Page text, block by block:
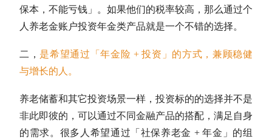
保本，不能亏钱」。如果他们的税率较高，那么通过个
人养老金账户投资年金类产品就是一个不错的选择。
二， 是希望通过「年金险 + 投资」的方式，兼顾稳健
与增长的人。
养老储蓄和其它投资场景一样，投资标的的选择并不是
非此即彼的，可以通过不同金融产品的搭配，满足自身
的需求。很多人希望通过「社保养老金 + 年金」的组